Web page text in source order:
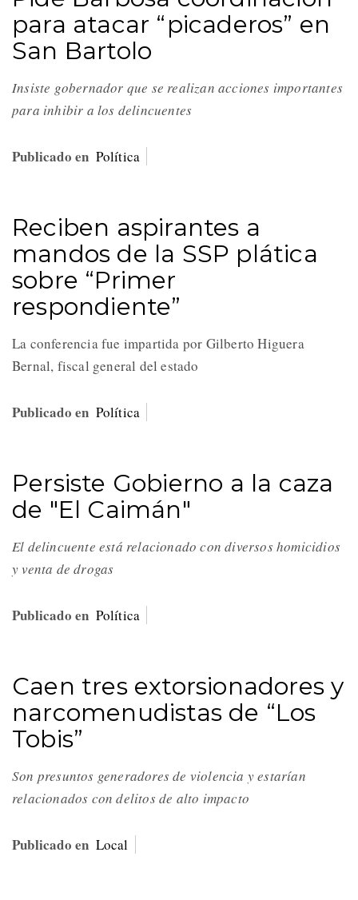
para atacar “picaderos” en
San Bartolo
Insiste gobernador que se realizan acciones importantes
para inhibir a los delincuentes
Publicado en Política
Reciben aspirantes a
mandos de la SSP plática
sobre “Primer
respondiente”
La conferencia fue impartida por Gilberto Higuera
Bernal, fiscal general del estado
Publicado en Política
Persiste Gobierno a la caza
de "El Caimán"
El delincuente está relacionado con diversos homicidios
y venta de drogas
Publicado en Política
Caen tres extorsionadores y
narcomenudistas de “Los
Tobis”
Son presuntos generadores de violencia y estarían
relacionados con delitos de alto impacto
Publicado en Local